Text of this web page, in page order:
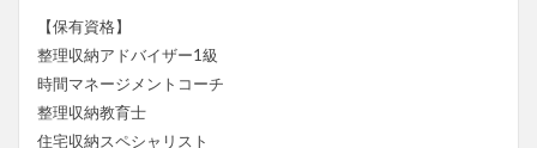
【保有資格】
整理収納アドバイザー1級
時間マネージメントコーチ
整理収納教育士
住宅収納スペシャリスト